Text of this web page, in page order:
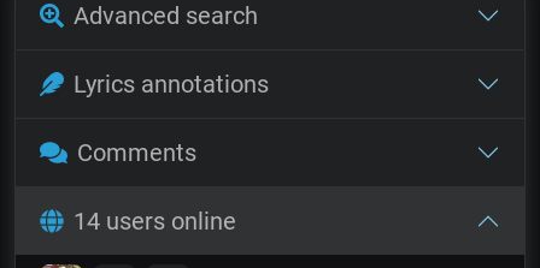
Advanced search
Lyrics annotations
Comments
14 users online